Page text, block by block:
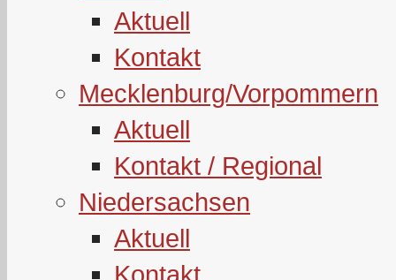
Aktuell
Kontakt
Mecklenburg/Vorpommern
Aktuell
Kontakt / Regional
Niedersachsen
Aktuell